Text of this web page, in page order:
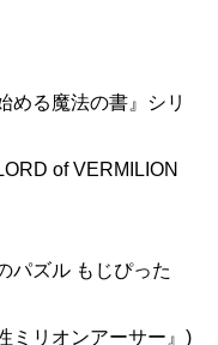
める魔法の書』シリ
of VERMILION
パズル もじぴった
ミリオンアーサー』)